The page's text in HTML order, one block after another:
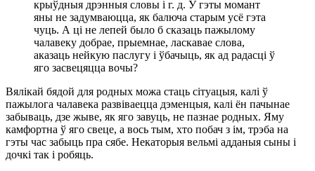
крыўдныя дрэнныя словы і г. д. У гэты момант
яны не задумваюцца, як балюча старым усё гэта
чуць. А ці не лепей было б сказаць пажылому
чалавеку добрае, прыемнае, ласкавае слова,
аказаць нейкую паслугу і ўбачыць, як ад радасці ў
яго засвецяцца вочы?
Вялікай бядой для родных можа стаць сітуацыя, калі ў
пажылога чалавека развіваецца дэменцыя, калі ён пачынае
забываць, дзе жыве, як яго завуць, не пазнае родных. Яму
камфортна ў яго свеце, а вось тым, хто побач з ім, трэба на
гэты час забыць пра сябе. Некаторыя вельмі адданыя сыны і
дочкі так і робяць.